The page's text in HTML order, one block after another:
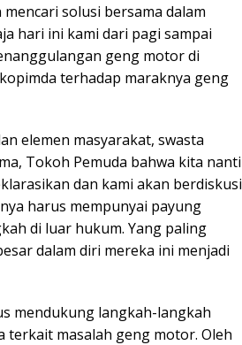
solusi bersama dalam
hari ini kami dari pagi sampai
geng motor di
terhadap maraknya geng
elemen masyarakat, swasta
Tokoh Pemuda bahwa kita nanti
dan kami akan berdiskusi
harus mempunyai payung
di luar hukum. Yang paling
dalam diri mereka ini menjadi
mendukung langkah-langkah
terkait masalah geng motor. Oleh